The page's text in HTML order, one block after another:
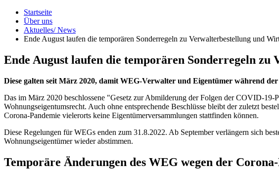
Startseite
Über uns
Aktuelles/ News
Ende August laufen die temporären Sonderregeln zu Verwalterbestellung und
Ende August laufen die temporären Sonderregeln
Diese galten seit März 2020, damit WEG-Verwalter und Eigentümer während
Das im März 2020 beschlossene "Gesetz zur Abmilderung der Folgen der COVID-
Wohnungseigentumsrecht. Auch ohne entsprechende Beschlüsse bleibt der zuletzt
Corona-Pandemie vielerorts keine Eigentümerversammlungen stattfinden können.
Diese Regelungen für WEGs enden zum 31.8.2022. Ab September verlängern sich
Wohnungseigentümer wieder abstimmen.
Temporäre Änderungen des WEG wegen der